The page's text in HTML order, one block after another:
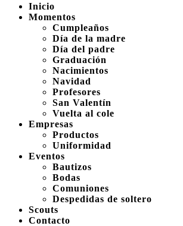
Inicio
Momentos
Cumpleaños
Día de la madre
Día del padre
Graduación
Nacimientos
Navidad
Profesores
San Valentín
Vuelta al cole
Empresas
Productos
Uniformidad
Eventos
Bautizos
Bodas
Comuniones
Despedidas de soltero
Scouts
Contacto